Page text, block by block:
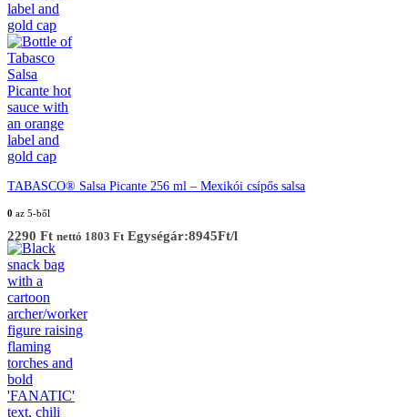
TABASCO® Salsa Picante 256 ml – Mexikói csípős salsa
0 az 5-ből
2290 Ft nettó 1803 Ft Egységár:8945Ft/l